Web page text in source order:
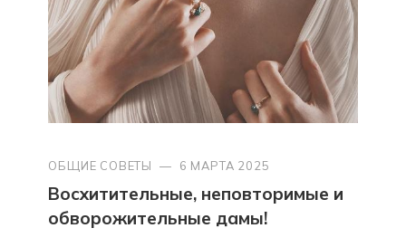
ОБЩИЕ СОВЕТЫ — 6 МАРТА 2025
Восхитительные, неповторимые и
обворожительные дамы!